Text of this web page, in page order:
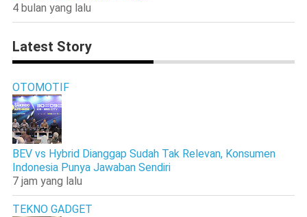
4 bulan yang lalu
Latest Story
OTOMOTIF
BEV vs Hybrid Dianggap Sudah Tak Relevan, Konsumen
Indonesia Punya Jawaban Sendiri
7 jam yang lalu
TEKNO GADGET